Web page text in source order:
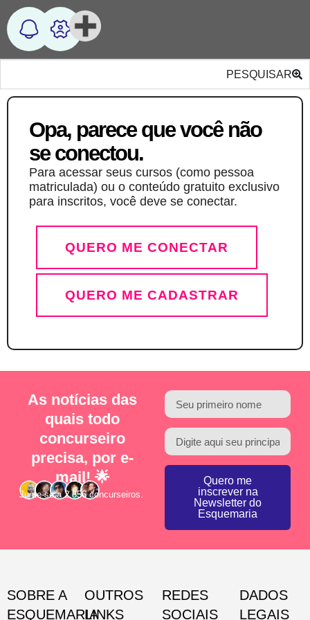
PESQUISAR
Opa, parece que você não
se conectou.
Para acessar seus cursos (como pessoa
matriculada) ou o conteúdo gratuito exclusivo
para inscritos, você deve se conectar.
QUERO ME CONECTAR
QUERO ME CADASTRAR
As notícias das
quais todo
concurseiro
precisa, por e-
mail! 🌟
Junte-se a 2.856 concurseiros.
Quero me
inscrever na
Newsletter do
Esquemaria
SOBRE A
ESQUEMARIA
OUTROS
LINKS
REDES
SOCIAIS
DADOS
LEGAIS